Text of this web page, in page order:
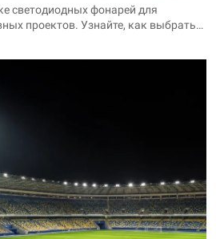
светодиодных фонарей для
проектов. Узнайте, как выбрать